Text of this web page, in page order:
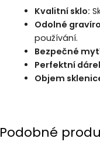
Kvalitní sklo:
Odolné
používání.
Bezpečné
Perfektní
Objem
Podobné